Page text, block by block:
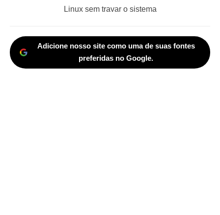
Linux sem travar o sistema
Adicione nosso site como uma de suas fontes
preferidas no Google.